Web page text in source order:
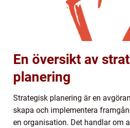
En översikt av
planering
Strategisk planering är en
skapa och implementera
en organisation. Det handlar om